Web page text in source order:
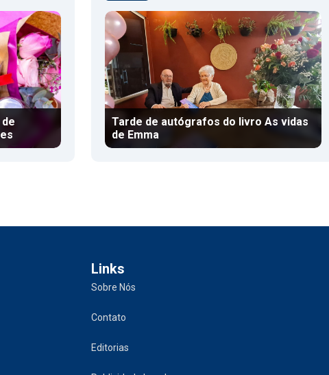
Tarde de autógrafos do livro As vidas
de Emma
Links
Sobre Nós
Contato
Editorias